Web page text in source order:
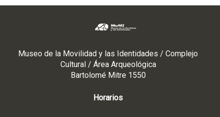
Museo de la Movilidad y las Identidades / Complejo
Cultural / Área Arqueológica
Bartolomé Mitre 1550
Horarios